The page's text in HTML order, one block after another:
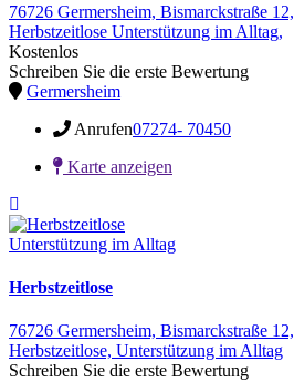
76726 Germersheim, Bismarckstraße 12,
Herbstzeitlose Unterstützung im Alltag,
Kostenlos
Schreiben Sie die erste Bewertung
Germersheim
Anrufen07274- 70450
Karte anzeigen
Unterstützung im Alltag
Herbstzeitlose
76726 Germersheim, Bismarckstraße 12,
Herbstzeitlose, Unterstützung im Alltag
Schreiben Sie die erste Bewertung